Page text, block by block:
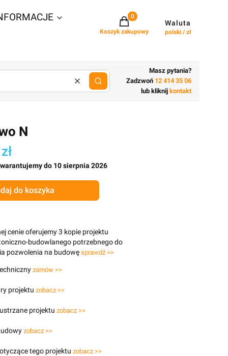
Projekty w koszyku: 0. Zobacz
Koszyk zakupowy
Waluta
polski / zł
Wyczyśćlub wpisz cechy budynku
Masz pytania?
Zadzwoń 12 414 35 06
lub kliknij kontakt
N
do 10 sierpnia 2026
do koszyka
cenie oferujemy 3 kopie projektu
budowlanego potrzebnego do
pozwolenia na budowę sprawdź >>
zamów >>
projektu zobacz >>
projektu zobacz >>
zobacz >>
tego projektu zobacz >>